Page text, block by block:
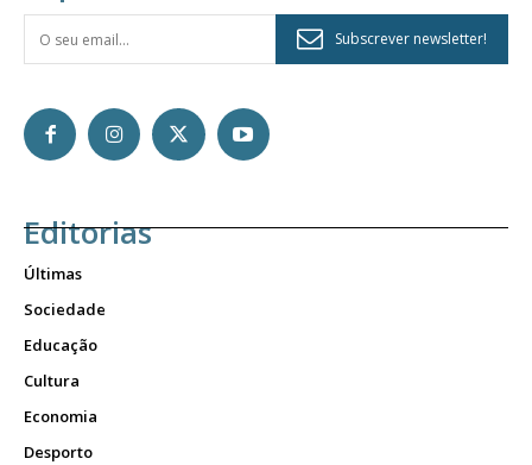
Subscrever newsletter!
Editorias
Últimas
Sociedade
Educação
Cultura
Economia
Desporto